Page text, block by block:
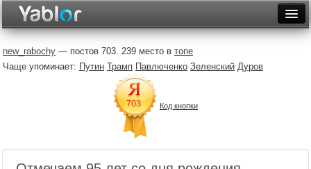
Неделя
Месяц
Рейтинги
Архив
new_rabochy — постов 703. 239 место в топе
Чаще упоминает: Путин Трамп Павлюченко Зеленский Дуров
Код кнопки